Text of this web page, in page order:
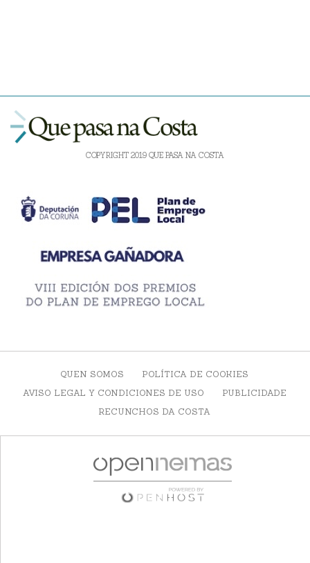
COPYRIGHT 2019 QUE PASA NA COSTA
QUEN SOMOS
POLÍTICA DE COOKIES
AVISO LEGAL Y CONDICIONES DE USO
PUBLICIDADE
RECUNCHOS DA COSTA